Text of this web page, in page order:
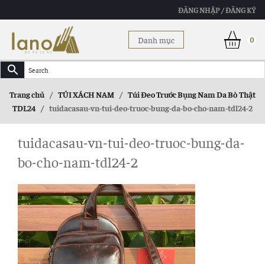
ĐĂNG NHẬP / ĐĂNG KÝ
Danh mục 0
Trang chủ / TÚI XÁCH NAM / Túi Đeo Trước Bụng Nam Da Bò Thật
TDL24 / tuidacasau-vn-tui-deo-truoc-bung-da-bo-cho-nam-tdl24-2
tuidacasau-vn-tui-deo-truoc-bung-da-
bo-cho-nam-tdl24-2